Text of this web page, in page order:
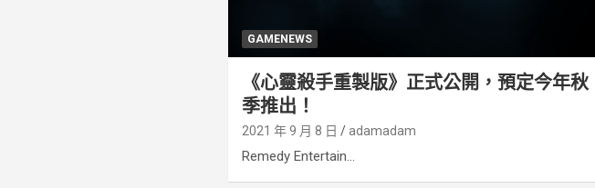
GAMENEWS
《心靈殺手重製版》正式公開，預定今年秋
季推出！
2021 年 9 月 8 日 adamadam
Remedy Entertain...